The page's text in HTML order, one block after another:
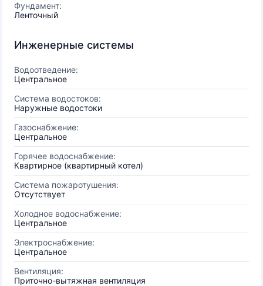
Фундамент:
Ленточный
Инженерные системы
Водоотведение:
Центральное
Система водостоков:
Наружные водостоки
Газоснабжение:
Центральное
Горячее водоснабжение:
Квартирное (квартирный котел)
Система пожаротушения:
Отсутствует
Холодное водоснабжение:
Центральное
Электроснабжение:
Центральное
Вентиляция:
Приточно-вытяжная вентиляция